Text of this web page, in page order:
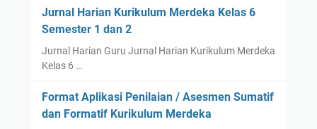
Jurnal Harian Kurikulum Merdeka Kelas 6
Semester 1 dan 2
Jurnal Harian Guru Jurnal Harian Kurikulum Merdeka
Kelas 6 …
Format Aplikasi Penilaian / Asesmen Sumatif
dan Formatif Kurikulum Merdeka